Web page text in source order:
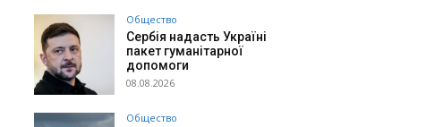
Общество
Сербія надасть Україні
пакет гуманітарної
допомоги
08.08.2026
Общество